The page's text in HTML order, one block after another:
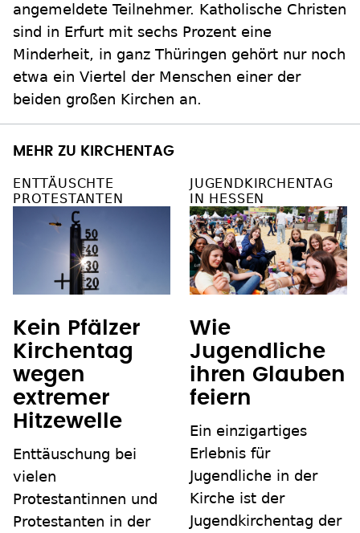
angemeldete Teilnehmer. Katholische Christen
sind in Erfurt mit sechs Prozent eine
Minderheit, in ganz Thüringen gehört nur noch
etwa ein Viertel der Menschen einer der
beiden großen Kirchen an.
MEHR ZU KIRCHENTAG
ENTTÄUSCHTE
PROTESTANTEN
Kein Pfälzer
Kirchentag
wegen
extremer
Hitzewelle
Enttäuschung bei
vielen
Protestantinnen und
Protestanten in der
JUGENDKIRCHENTAG
IN HESSEN
Wie
Jugendliche
ihren Glauben
feiern
Ein einzigartiges
Erlebnis für
Jugendliche in der
Kirche ist der
Jugendkirchentag der